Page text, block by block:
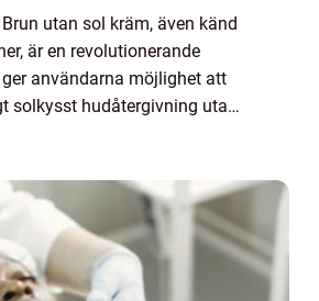
utan sol kräm, även känd
är en revolutionerande
användarna möjlighet att
solkysst hudåtergivning utan